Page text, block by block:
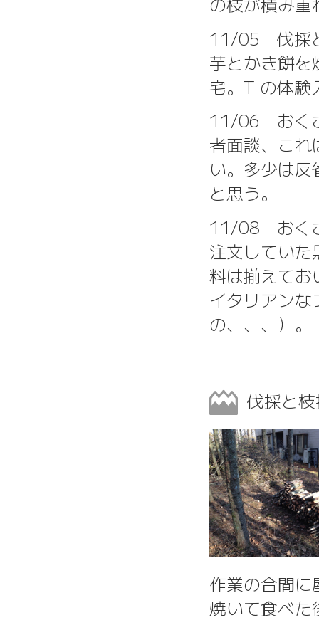
11/05 伐採
芋とかき餅
宅。T の体験
11/06 おく
者面談、こ
い。多少は
と思う。
11/08 おく
注文してい
料は揃えてお
イタリアン
の、、、）。
伐採と
作業の合間
焼いて食べ